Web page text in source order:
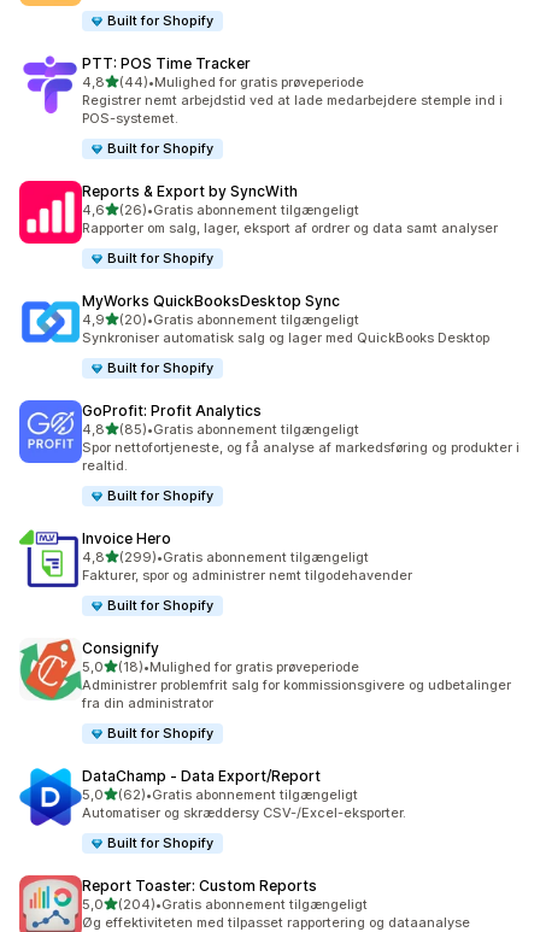
Built for Shopify
PTT: POS Time Tracker
4,8ud af 5 stjerner
(44)
44 anmeldelser i alt
•Mulighed for gratis prøveperiode
Registrer nemt arbejdstid ved at lade medarbejdere stemple ind i
POS-systemet.
Built for Shopify
Reports & Export by SyncWith
4,6ud af 5 stjerner
(26)
26 anmeldelser i alt
•Gratis abonnement tilgængeligt
Rapporter om salg, lager, eksport af ordrer og data samt analyser
Built for Shopify
MyWorks QuickBooksDesktop Sync
4,9ud af 5 stjerner
(20)
20 anmeldelser i alt
•Gratis abonnement tilgængeligt
Synkroniser automatisk salg og lager med QuickBooks Desktop
Built for Shopify
GoProfit: Profit Analytics
4,8ud af 5 stjerner
(85)
85 anmeldelser i alt
•Gratis abonnement tilgængeligt
Spor nettofortjeneste, og få analyse af markedsføring og produkter i
realtid.
Built for Shopify
Invoice Hero
4,8ud af 5 stjerner
(299)
299 anmeldelser i alt
•Gratis abonnement tilgængeligt
Fakturer, spor og administrer nemt tilgodehavender
Built for Shopify
Consignify
5,0ud af 5 stjerner
(18)
18 anmeldelser i alt
•Mulighed for gratis prøveperiode
Administrer problemfrit salg for kommissionsgivere og udbetalinger
fra din administrator
Built for Shopify
DataChamp ‑ Data Export/Report
5,0ud af 5 stjerner
(62)
62 anmeldelser i alt
•Gratis abonnement tilgængeligt
Automatiser og skræddersy CSV-/Excel-eksporter.
Built for Shopify
Report Toaster: Custom Reports
5,0ud af 5 stjerner
(204)
204 anmeldelser i alt
•Gratis abonnement tilgængeligt
Øg effektiviteten med tilpasset rapportering og dataanalyse